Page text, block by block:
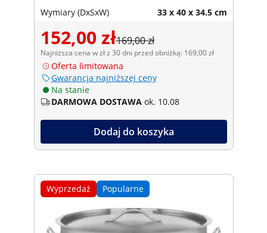
Wymiary (DxSxW) 33 x 40 x 34.5 cm
152,00 zł169,00 zł
Najniższa cena w zł z 30 dni przed obniżką: 169,00 zł
Oferta limitowana
Gwarancja najniższej ceny
Na stanie
DARMOWA DOSTAWA ok. 10.08
Dodaj do koszyka
Wyprzedaż Popularne